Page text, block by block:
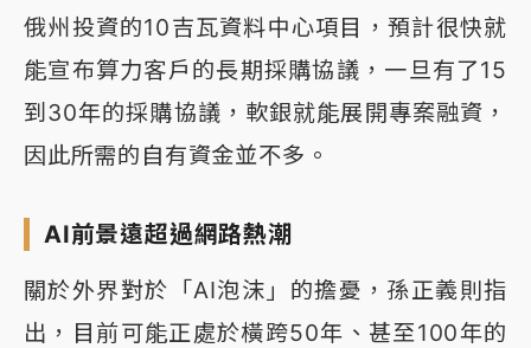
俄州投資的10吉瓦資料中心項目，預計很快就
能宣布算力客戶的長期採購協議，一旦有了15
到30年的採購協議，軟銀就能展開專案融資，
因此所需的自有資金並不多。
AI前景遠超過網路熱潮
關於外界對於「AI泡沫」的擔憂，孫正義則指
出，目前可能正處於橫跨50年、甚至100年的